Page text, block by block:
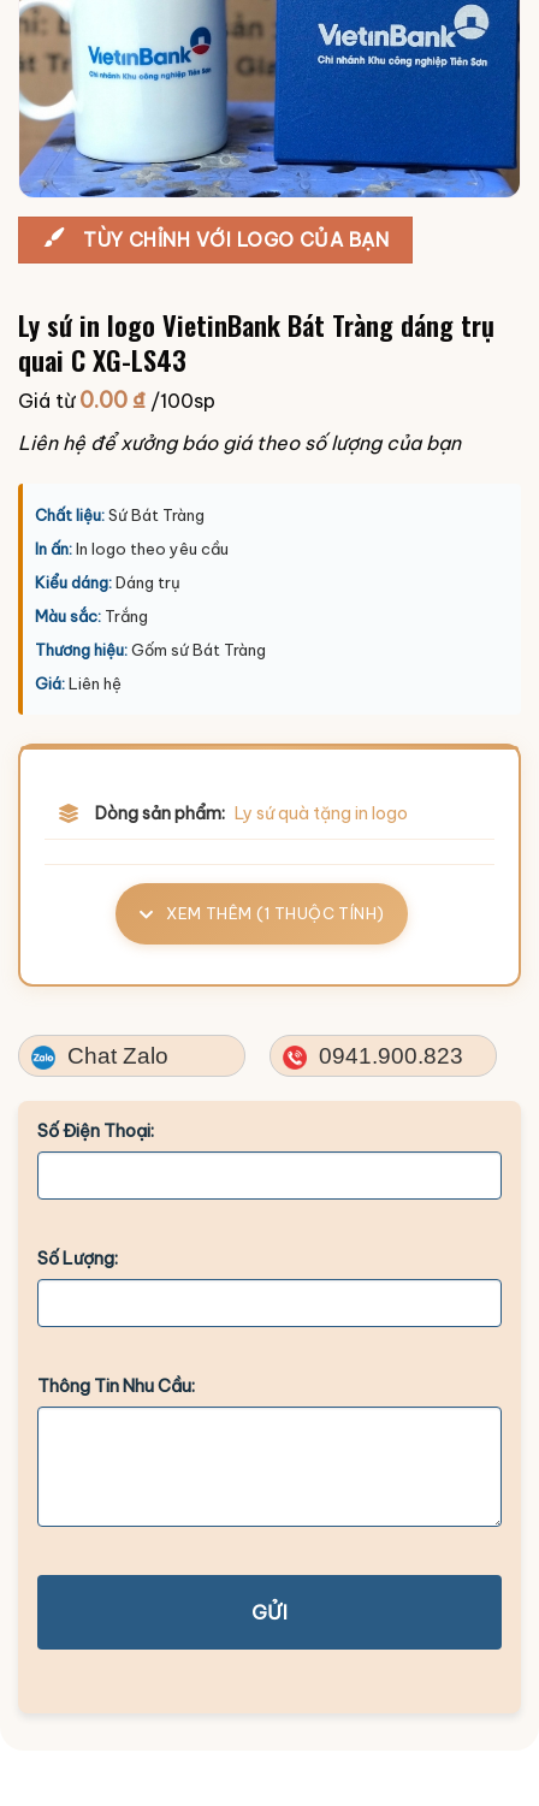
TÙY CHỈNH VỚI LOGO CỦA BẠN
Ly sứ in logo VietinBank Bát Tràng dáng trụ
quai C XG-LS43
Giá từ 0.00₫ /100sp
Liên hệ để xưởng báo giá theo số lượng của bạn
Chất liệu:Sứ Bát Tràng
In ấn:In logo theo yêu cầu
Kiểu dáng:Dáng trụ
Màu sắc: Trắng
Thương hiệu:Gốm sứ Bát Tràng
Giá:Liên hệ
Dòng sản phẩm: Ly sứ quà tặng in logo
XEM THÊM (1 THUỘC TÍNH)
Chat Zalo 0941.900.823
Số Điện Thoại:
Số Lượng:
Thông Tin Nhu Cầu:
GỬI